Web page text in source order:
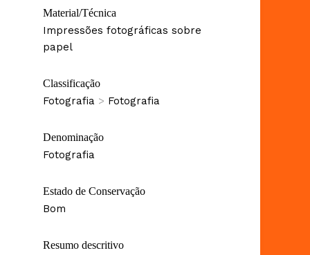
Material/Técnica
Impressões fotográficas sobre
papel
Classificação
Fotografia > Fotografia
Denominação
Fotografia
Estado de Conservação
Bom
Resumo descritivo